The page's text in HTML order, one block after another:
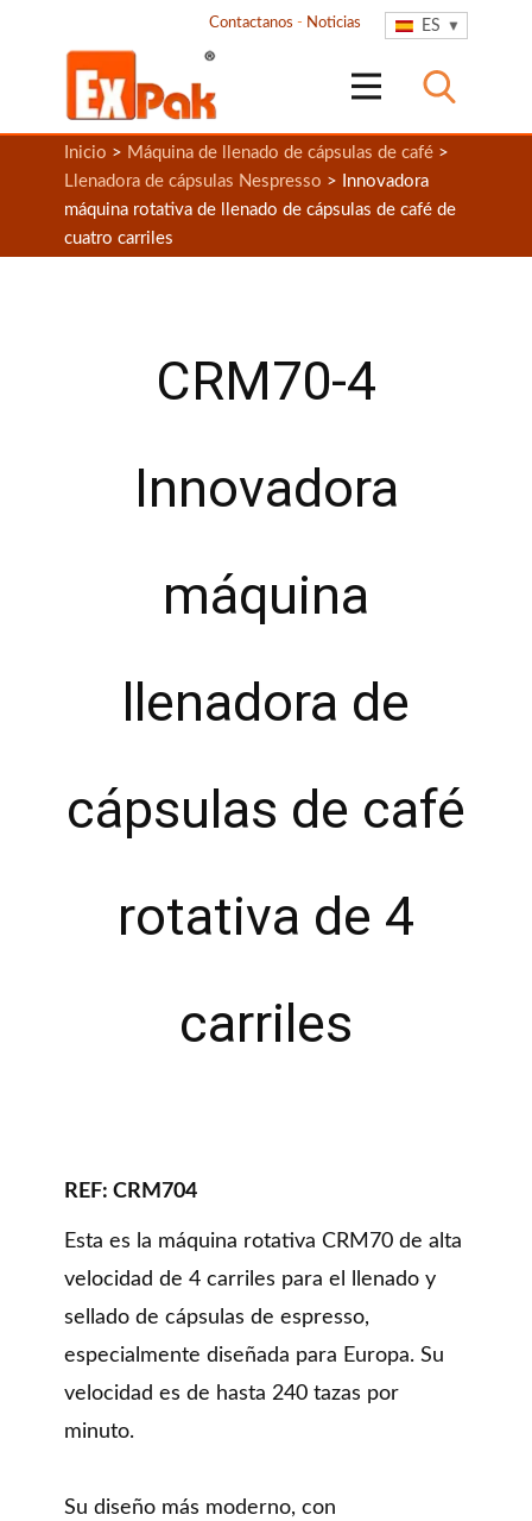
ES
Contactanos - Noticias
Inicio > Máquina de llenado de cápsulas de café >
Llenadora de cápsulas Nespresso > Innovadora
máquina rotativa de llenado de cápsulas de café de
cuatro carriles
CRM70-4
Innovadora
máquina
llenadora de
cápsulas de café
rotativa de 4
carriles
REF: CRM704
Esta es la máquina rotativa CRM70 de alta
velocidad de 4 carriles para el llenado y
sellado de cápsulas de espresso,
especialmente diseñada para Europa. Su
velocidad es de hasta 240 tazas por
minuto.
Su diseño más moderno, con